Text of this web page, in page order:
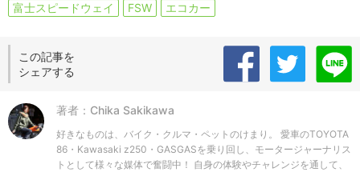
富士スピードウェイ
FSW エコカー
この記事を
シェアする
著者：Chika Sakikawa
好きなものは、バイク・クルマ・ペットのけまり。 愛車のTOYOTA
86・Kawasaki z250・GASGASを乗り回し、モータージャーナリス
トとして様々な媒体で奮闘中！ 自身の体験やチャレンジを通して、